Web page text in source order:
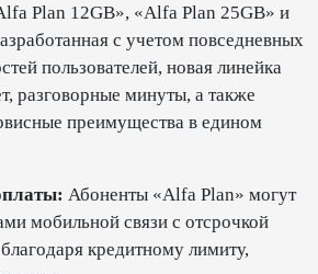
Plan 12GB», «Alfa Plan 25GB» и
с учетом повседневных
пользователей, новая линейка
разговорные минуты, а также
преимущества в едином
Абоненты «Alfa Plan» могут
мобильной связи с отсрочкой
кредитному лимиту,